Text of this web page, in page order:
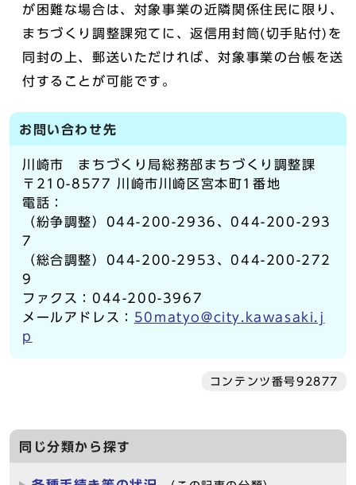
が困難な場合は、対象事業の近隣関係住民に限り、
まちづくり調整課宛てに、返信用封筒(切手貼付)を
同封の上、郵送いただければ、対象事業の台帳を送
付することが可能です。
お問い合わせ先
川崎市 まちづくり局総務部まちづくり調整課
〒210-8577 川崎市川崎区宮本町1番地
電話：
（紛争調整）044-200-2936、044-200-293
7
（総合調整）044-200-2953、044-200-272
9
ファクス：044-200-3967
メールアドレス： 50matyo@city.kawasaki.j
p
コンテンツ番号92877
同じ分類から探す